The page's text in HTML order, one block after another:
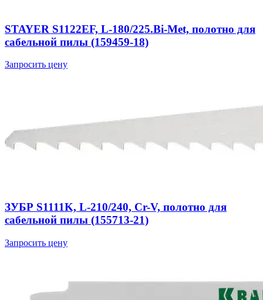
STAYER S1122EF, L-180/225.Bi-Met, полотно для
сабельной пилы (159459-18)
Запросить цену
ЗУБР S1111K, L-210/240, Cr-V, полотно для
сабельной пилы (155713-21)
Запросить цену